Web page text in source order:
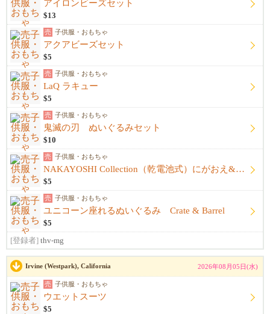
アイロンビーズセット
$13
売 子供服・おもちゃ
アクアビーズセット
$5
売 子供服・おもちゃ
LaQ ラキュー
$5
売 子供服・おもちゃ
鬼滅の刃 ぬいぐるみセット
$10
売 子供服・おもちゃ
NAKAYOSHI Collection（乾電池式）にがおえ&ファッション
$5
売 子供服・おもちゃ
ユニコーン座れるぬいぐるみ Crate & Barrel
$5
[登録者] thv-mg
Irvine (Westpark), California 2026年08月05日(水)
売 子供服・おもちゃ
ウエットスーツ
$5